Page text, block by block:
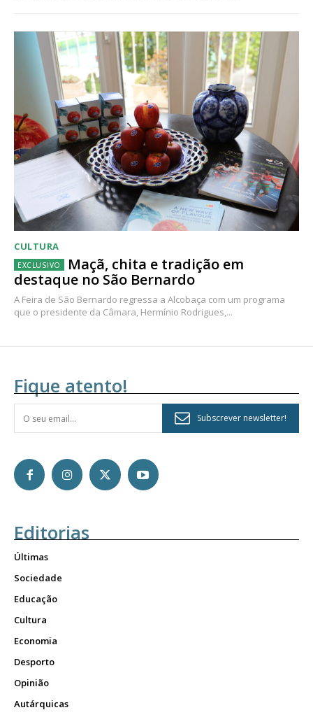
CULTURA
Maçã, chita e tradição em
destaque no São Bernardo
A Feira de São Bernardo regressa a Alcobaça com um programa
que o presidente da Câmara, Hermínio Rodrigues,...
Fique atento!
Subscrever newsletter!
Editorias
Últimas
Sociedade
Educação
Cultura
Economia
Desporto
Opinião
Autárquicas